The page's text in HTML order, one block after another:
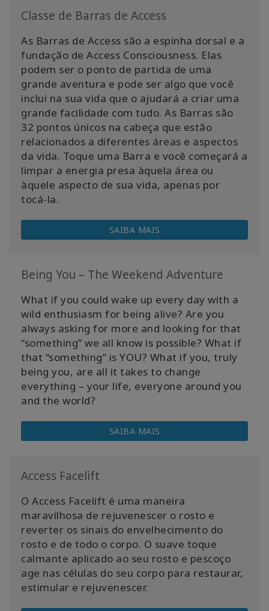
Classe de Barras de Access
As Barras de Access são a espinha dorsal e a
fundação de Access Consciousness. Elas
podem ser o ponto de partida de uma
grande aventura e pode ser algo que você
inclui na sua vida que o ajudará a criar uma
grande facilidade com tudo. As Barras são
32 pontos únicos na cabeça que estão
relacionados a diferentes áreas e aspectos
da vida. Toque uma Barra e você começará a
limpar a energia presa àquela área ou
àquele aspecto de sua vida, apenas por
tocá-la.
SAIBA MAIS
Being You – The Weekend Adventure
What if you could wake up every day with a
wild enthusiasm for being alive? Are you
always asking for more and looking for that
“something” we all know is possible? What if
that “something” is YOU? What if you, truly
being you, are all it takes to change
everything – your life, everyone around you
and the world?
SAIBA MAIS
Access Facelift
O Access Facelift é uma maneira
maravilhosa de rejuvenescer o rosto e
reverter os sinais do envelhecimento do
rosto e de todo o corpo. O suave toque
calmante aplicado ao seu rosto e pescoço
age nas células do seu corpo para restaurar,
estimular e rejuvenescer.